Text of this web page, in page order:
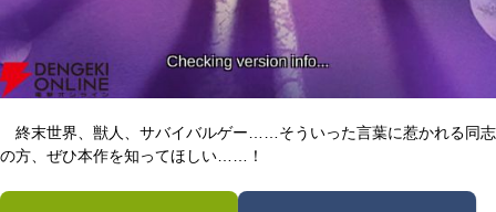
終末世界、獣人、サバイバルゲー……そういった言葉に惹かれる同志
の方、ぜひ本作を知ってほしい……！